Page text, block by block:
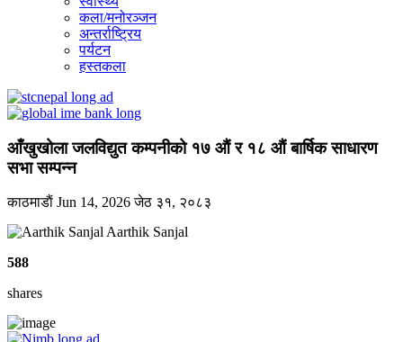
कला/मनोरञ्जन
अन्तर्राष्ट्रिय
पर्यटन
हस्तकला
आँखुखोला जलविद्युत कम्पनीको १७ औं र १८ औं बार्षिक साधारण
सभा सम्पन्न
काठमाडाैं Jun 14, 2026जेठ ३१, २०८३
Aarthik Sanjal
588
shares